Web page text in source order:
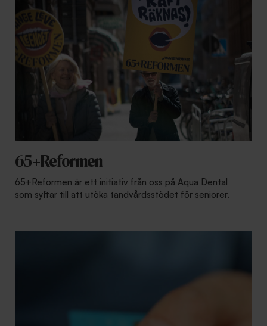
65+Reformen
65+Reformen är ett initiativ från oss på Aqua Dental
som syftar till att utöka tandvårdsstödet för seniorer.